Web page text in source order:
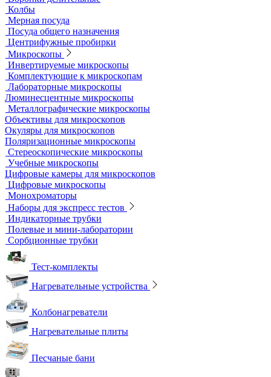
Грохоты и рассевы
Лабораторные сита
Мельницы лабораторные
Оборудование для дробления и измельчения
Жидкостные термостаты и криостаты
Лабораторная посуда
Воронки делительные
Колбы
Мерная посуда
Посуда общего назначения
Центрифужные пробирки
Микроскопы
Инвертируемые микроскопы
Комплектующие к микроскопам
Лабораторные микроскопы
Люминесцентные микроскопы
Металлографические микроскопы
Объективы для микроскопов
Окуляры для микроскопов
Поляризационные микроскопы
Стереоскопические микроскопы
Учебные микроскопы
Цифровые камеры для микроскопов
Цифровые микроскопы
Монохроматоры
Наборы для экспресс тестов
Индикаторные трубки
Полевые и мини-лаборатории
Сорбционные трубки